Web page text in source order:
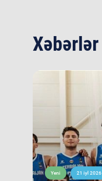
Xəbərlər
Yeni 21 iyl 2026